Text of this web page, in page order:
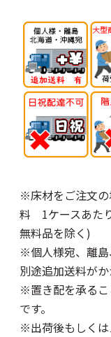
※床材をご注文
料 1ケースあた
無料品を除く)
※個人様宛、離
別途追加送料がか
※置き配を承る
です。
※出荷後もしくは